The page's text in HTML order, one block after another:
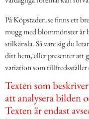
På Köpstaden.se finns ett
mugg med blommönster är
stilkänsla. Så vare sig du
ditt hem, eller presenter att
variation som tillfredsställer